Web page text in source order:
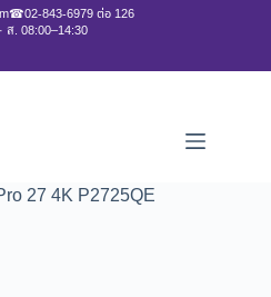
☎02-843-6979 ต่อ 126
ส. 08:00–14:30